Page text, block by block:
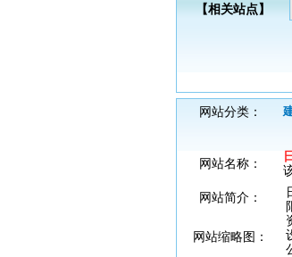
【相关站点】
网站分类：
网站名称：
网站简介：
网站缩略图：